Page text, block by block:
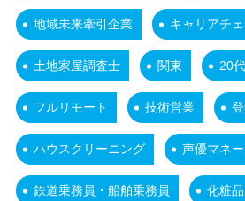
地域未来牽引企業 キャリアチ
土地家屋調査士 関東 20
フルリモート 技術営業
ハウスクリーニング 声優マネ
鉄道乗務員・船舶乗務員 化粧品